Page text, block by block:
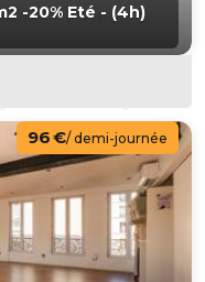
-20% Eté - (4h)
96 €/ demi-journée